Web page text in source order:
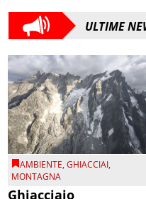
ULTIME
AMBIENTE,GHIACCIAI,
MONTAGNA
Ghiacciaio